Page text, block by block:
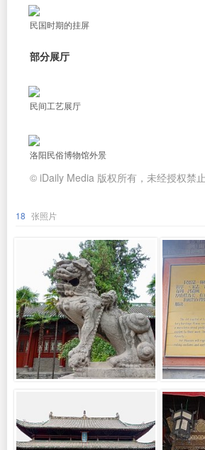
民国时期的挂屏
部分展厅
民间工艺展厅
洛阳民俗博物馆外景
© iDaily Media 版权所有，未经授权禁止
18 张照片